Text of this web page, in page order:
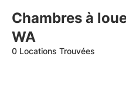
Chambres à
WA
0 Locations Trouvées